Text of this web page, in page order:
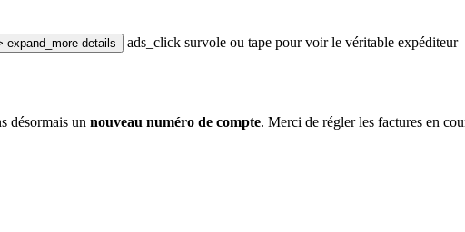
expand_more details ads_click survole ou tape pour voir le véritable expéditeur
désormais un nouveau numéro de compte. Merci de régler les factures en